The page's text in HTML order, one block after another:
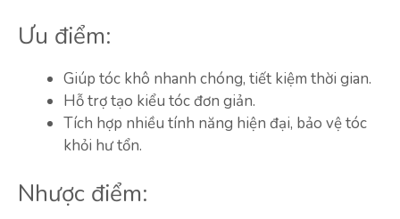
Ưu điểm:
Giúp tóc khô nhanh chóng, tiết kiệm thời gian.
Hỗ trợ tạo kiểu tóc đơn giản.
Tích hợp nhiều tính năng hiện đại, bảo vệ tóc
khỏi hư tổn.
Nhược điểm: